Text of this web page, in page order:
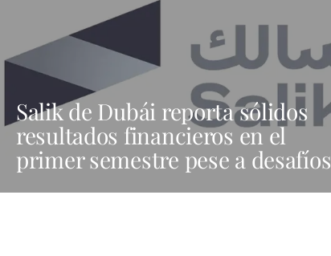
Salik de Dubái reporta sólidos
resultados financieros en el
primer semestre pese a desafíos